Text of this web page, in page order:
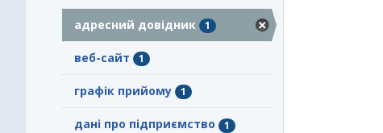
адресний довідник 1
веб-сайт 1
графік прийому 1
дані про підприємство 1